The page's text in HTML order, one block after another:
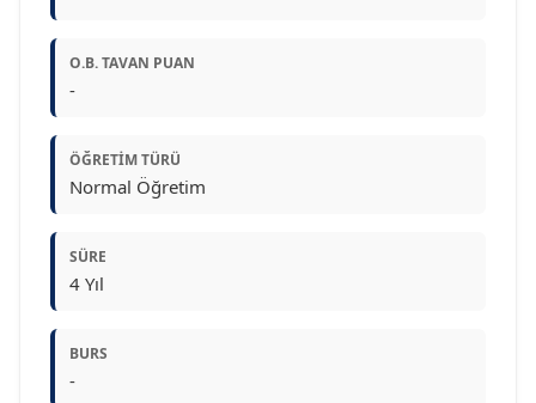
O.B. TAVAN PUAN
-
ÖĞRETIM TÜRÜ
Normal Öğretim
SÜRE
4 Yıl
BURS
-